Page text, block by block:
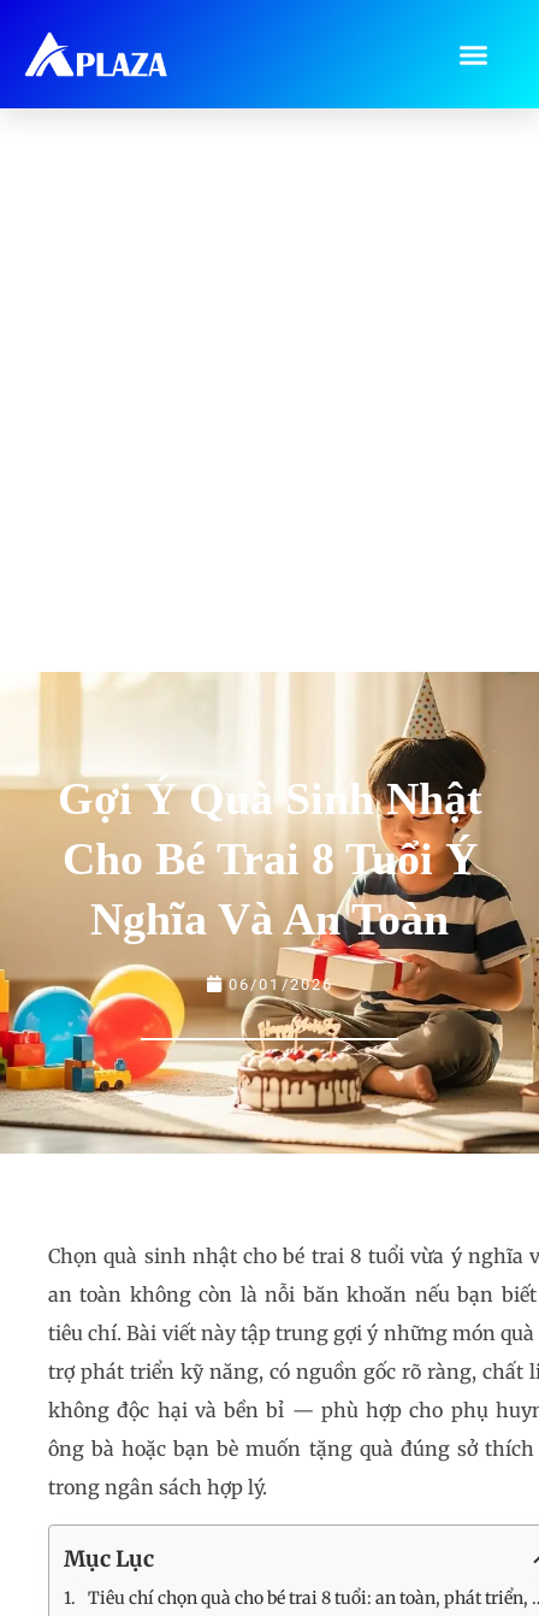
Gợi Ý Quà Sinh Nhật
Cho Bé Trai 8 Tuổi Ý
Nghĩa Và An Toàn
06/01/2026
Chọn quà sinh nhật cho bé trai 8 tuổi vừa ý nghĩa
an toàn không còn là nỗi băn khoăn nếu bạn
tiêu chí. Bài viết này tập trung gợi ý những món quà
trợ phát triển kỹ năng, có nguồn gốc rõ ràng, chất
không độc hại và bền bỉ — phù hợp cho phụ
ông bà hoặc bạn bè muốn tặng quà đúng sở thích
trong ngân sách hợp lý.
Mục Lục
Tiêu chí chọn quà cho bé trai 8 tuổi: an toàn, phát triển, bền